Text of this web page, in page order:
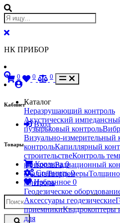
НК ПРИБОР
Кабинет
Вход
Товары
Корзина0
Сравнить0
Избранное 0
0 0 0
Каталог
Неразрушающий контроль
Акустический
пузырьковый контроль
Визуально-измерительный
контрольКапиллярный
строительствеКонтроль
контрольРадиационный
анализТвердомеры
контроль
Геодезическое
Аксессуары геодезические
приемникиКвадрокоптеры
для